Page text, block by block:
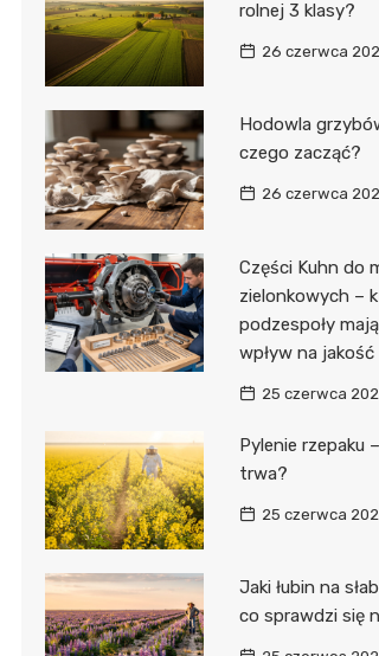
rolnej 3 klasy?
26 czerwca
Hodowla
czego zacząć?
26 czerwca
Części Kuhn do
zielonkowych –
podzespoły
wpływ na
25 czerwca
Pylenie rzepaku
trwa?
25 czerwca
Jaki łubin na
co sprawdzi się